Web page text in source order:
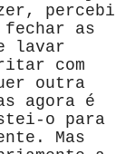
percebi
fechar as
lavar
com
outra
agora é
o para
Mas